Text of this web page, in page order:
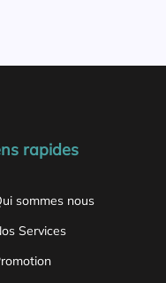
rapides
sommes nous
Services